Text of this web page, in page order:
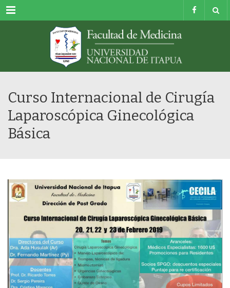
Menu
Curso Internacional de Cirugía
Laparoscópica Ginecológica
Básica